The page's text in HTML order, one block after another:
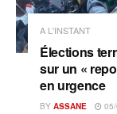
A L'INSTANT
Élections
sur un «
en urgence
BY ASSANE